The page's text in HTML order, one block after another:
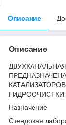
Описание
Описание
ГИДРООЧИСТКИ
Назначение
Стендовая